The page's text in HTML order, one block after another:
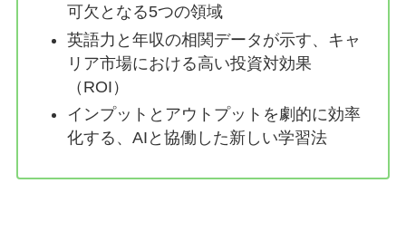
可欠となる5つの領域
英語力と年収の相関データが示す、キャ
リア市場における高い投資対効果
（ROI）
インプットとアウトプットを劇的に効率
化する、AIと協働した新しい学習法